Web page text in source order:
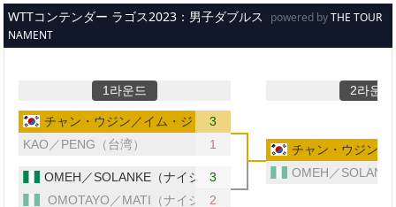
メインコンテンツへスキップ
WTTコンテンダー ラゴス2023：男子ダブルス powered byTHE TOUR
NAMENT
1라운드 2라운드
チャン・ウジン／イム・ジョンフン（韓国）
3
KAO／PENG（台湾）
1
OMEH／SOLANKE（ナイジェリア）
3
OMOTAYO／MATI（ナイジェリア）
2
チャン・ウジン／
OMEH／